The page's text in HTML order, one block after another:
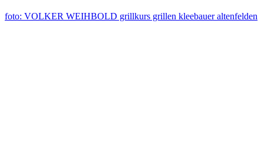
foto: VOLKER WEIHBOLD grillkurs grillen kleebauer altenfelden